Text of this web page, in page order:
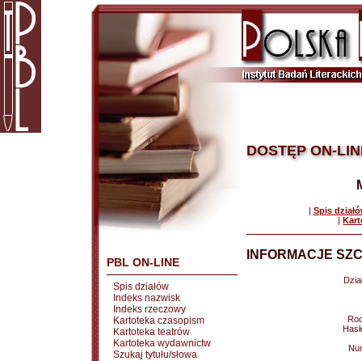
PBL ON-LINE
Spis działów
Indeks nazwisk
Indeks rzeczowy
Kartoteka czasopism
Kartoteka teatrów
Kartoteka wydawnictw
Szukaj tytułu/słowa
DOSTĘP ON-
| Spis
|
INFORMACJE